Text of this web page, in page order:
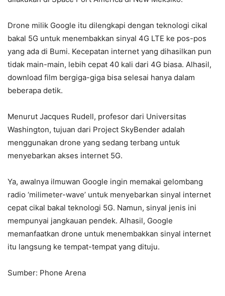
Drone milik Google itu dilengkapi dengan teknologi cikal
bakal 5G untuk menembakkan sinyal 4G LTE ke pos-pos
yang ada di Bumi. Kecepatan internet yang dihasilkan pun
tidak main-main, lebih cepat 40 kali dari 4G biasa. Alhasil,
download film bergiga-giga bisa selesai hanya dalam
beberapa detik.
Menurut Jacques Rudell, profesor dari Universitas
Washington, tujuan dari Project SkyBender adalah
menggunakan drone yang sedang terbang untuk
menyebarkan akses internet 5G.
Ya, awalnya ilmuwan Google ingin memakai gelombang
radio ‘milimeter-wave’ untuk menyebarkan sinyal internet
cepat cikal bakal teknologi 5G. Namun, sinyal jenis ini
mempunyai jangkauan pendek. Alhasil, Google
memanfaatkan drone untuk menembakkan sinyal internet
itu langsung ke tempat-tempat yang dituju.
Sumber: Phone Arena